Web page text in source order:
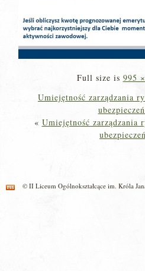
Full size is 995
Umiejętność zarządzania
« Umiejętność zarządzania
© II Liceum Ogólnokształcące im. Króla